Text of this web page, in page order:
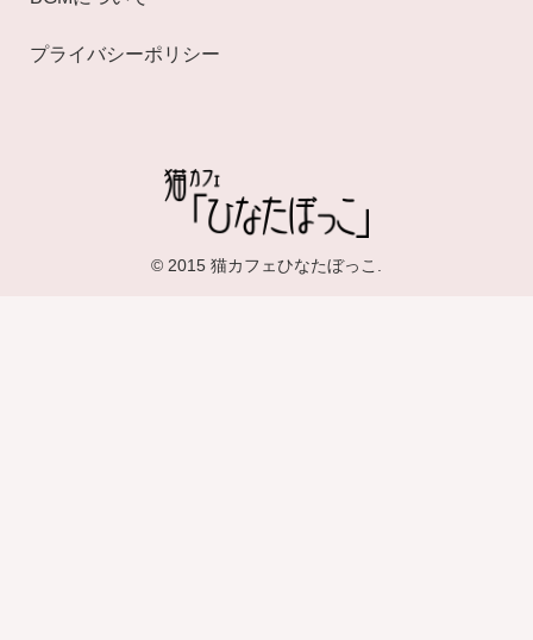
プライバシーポリシー
© 2015 猫カフェひなたぼっこ.